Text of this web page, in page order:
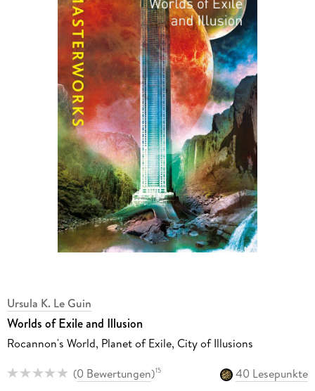
Ursula K. Le Guin
Worlds of Exile and Illusion
Rocannon's World, Planet of Exile, City of Illusions
(0 Bewertungen)15
40 Lesepunkte